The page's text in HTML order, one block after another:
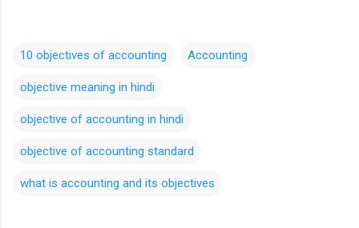
10 objectives of accounting Accounting
objective meaning in hindi
objective of accounting in hindi
objective of accounting standard
what is accounting and its objectives